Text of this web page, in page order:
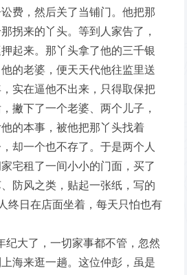
费，然后关了当铺门。他把那
拐来的丫头。等到人家告了，
起来。那丫头拿了他的三千银
的老婆，便天天代他往监里送
实在逼他不出来，只得取保把
撇下了一个老婆、两个儿子，
的本事，被他把那丫头找着
却一个也不存了。于是两个人
宅租了一间小小的门面，买了
防风之类，贴起一张纸，写的
终日在店面坐着，每天只怕也有
纪大了，一切家事都不管，忽然
海来逛一趟。这位仲彭，虽是